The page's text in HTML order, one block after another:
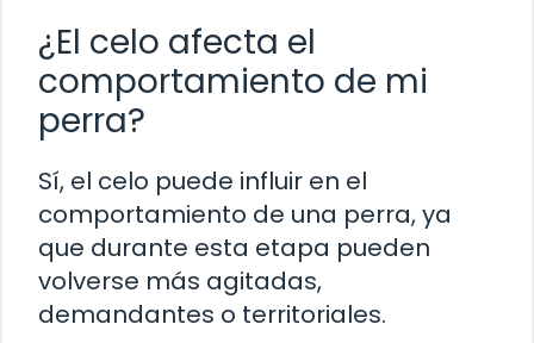
¿El celo afecta el
comportamiento de mi
perra?
Sí, el celo puede influir en el
comportamiento de una perra, ya
que durante esta etapa pueden
volverse más agitadas,
demandantes o territoriales.